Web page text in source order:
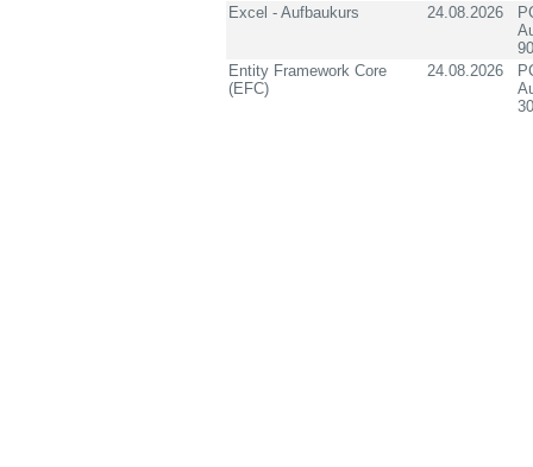
Excel - Aufbaukurs
24.08.2026
Entity Framework Core
(EFC)
24.08.2026